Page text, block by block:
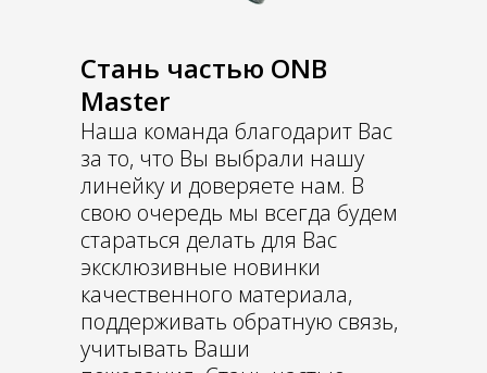
Стань частью ONB
Master
Наша команда благодарит Вас
за то, что Вы выбрали нашу
линейку и доверяете нам. В
свою очередь мы всегда будем
стараться делать для Вас
эксклюзивные новинки
качественного материала,
поддерживать обратную связь,
учитывать Ваши